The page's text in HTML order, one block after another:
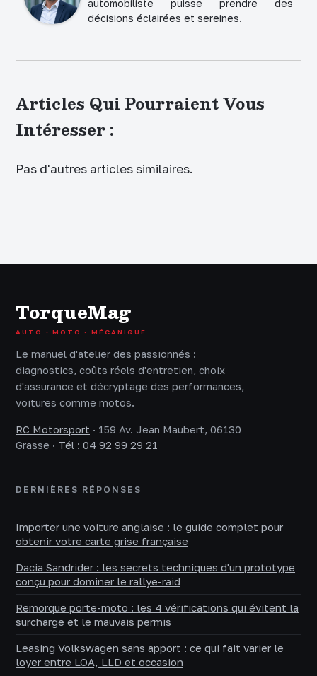
automobiliste puisse prendre des
décisions éclairées et sereines.
Articles Qui Pourraient Vous
Intéresser :
Pas d'autres articles similaires.
TorqueMag
AUTO · MOTO · MÉCANIQUE
Le manuel d'atelier des passionnés :
diagnostics, coûts réels d'entretien, choix
d'assurance et décryptage des performances,
voitures comme motos.
RC Motorsport · 159 Av. Jean Maubert, 06130
Grasse · Tél : 04 92 99 29 21
DERNIÈRES RÉPONSES
Importer une voiture anglaise : le guide complet pour
obtenir votre carte grise française
Dacia Sandrider : les secrets techniques d'un prototype
conçu pour dominer le rallye-raid
Remorque porte-moto : les 4 vérifications qui évitent la
surcharge et le mauvais permis
Leasing Volkswagen sans apport : ce qui fait varier le
loyer entre LOA, LLD et occasion